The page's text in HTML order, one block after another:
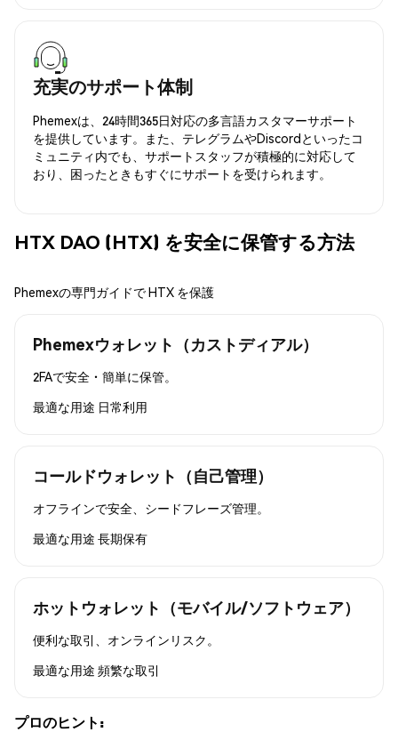
充実のサポート体制
Phemexは、24時間365日対応の多言語カスタマーサポート
を提供しています。また、テレグラムやDiscordといったコ
ミュニティ内でも、サポートスタッフが積極的に対応して
おり、困ったときもすぐにサポートを受けられます。
HTX DAO (HTX) を安全に保管する方法
Phemexの専門ガイドで HTX を保護
Phemexウォレット（カストディアル）
2FAで安全・簡単に保管。
最適な用途 日常利用
コールドウォレット（自己管理）
オフラインで安全、シードフレーズ管理。
最適な用途 長期保有
ホットウォレット（モバイル/ソフトウェア）
便利な取引、オンラインリスク。
最適な用途 頻繁な取引
プロのヒント: